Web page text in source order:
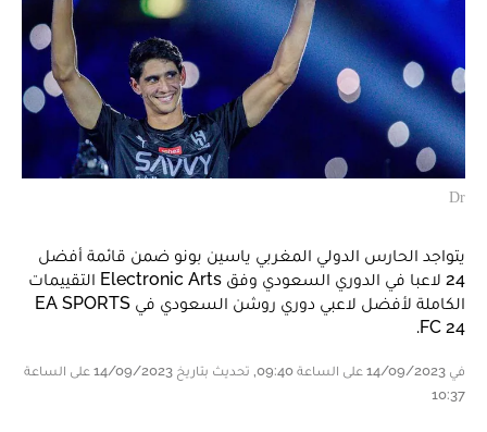
Dr
يتواجد الحارس الدولي المغربي ياسين بونو ضمن قائمة أفضل
24 لاعبا في الدوري السعودي وفق Electronic Arts التقييمات
الكاملة لأفضل لاعبي دوري روشن السعودي في EA SPORTS
FC 24.
في 14/09/2023 على الساعة 09:40, تحديث بتاريخ 14/09/2023 على الساعة
10:37